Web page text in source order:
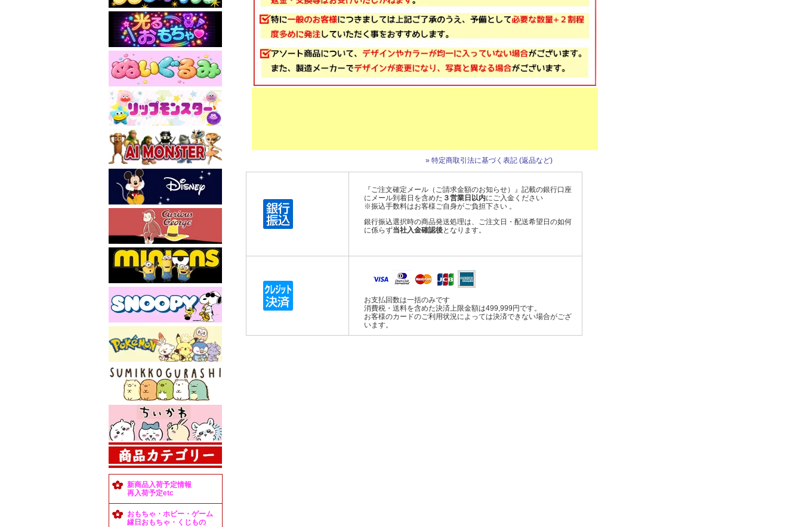
新商品入荷予定情報
再入荷予定etc
おもちゃ・ホビー・ゲーム
縁日おもちゃ・くじもの
» 特定商取引法に基づく表記 (返品など)
『ご注文確定メール（ご請求金額のお知らせ）』記載の銀行口座
にメール到着日を含めた ３営業日以内にご入金ください
※振込手数料はお客様ご自身がご負担下さい 。
銀行振込選択時の商品発送処理は、ご注文日・配送希望日の如何
に係らず当社入金確認後となります。
お支払回数は一括のみです
消費税・送料を含めた決済上限金額は499,999円です。
お客様のカードのご利用状況によっては決済できない場合がござ
います。